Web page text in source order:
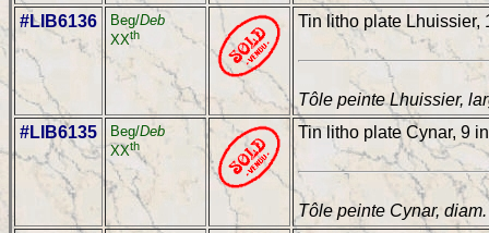
#LIB6136
Beg/Deb
XXth
Tin litho plate Lhuissier,
Tôle peinte Lhuissier,
#LIB6135
Beg/Deb
XXth
Tin litho plate Cynar, 9
Tôle peinte Cynar,